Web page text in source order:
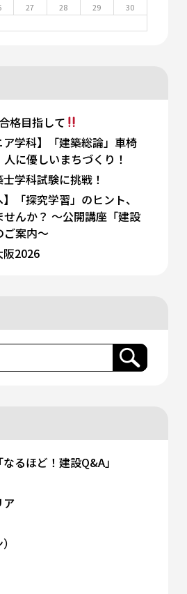
27 28 29
30
格目指して
ア学科】「建築総論」車椅
に優しいまちづくり！
学科試験に挑戦！
】「探究学習」のヒント、
んか？ 〜公開講座「建設
ご案内〜
阪2026
るほど！建設Q&A」
ア